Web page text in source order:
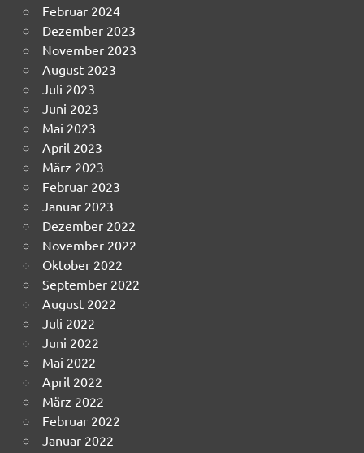
Februar 2024
Dezember 2023
November 2023
August 2023
Juli 2023
Juni 2023
Mai 2023
April 2023
März 2023
Februar 2023
Januar 2023
Dezember 2022
November 2022
Oktober 2022
September 2022
August 2022
Juli 2022
Juni 2022
Mai 2022
April 2022
März 2022
Februar 2022
Januar 2022